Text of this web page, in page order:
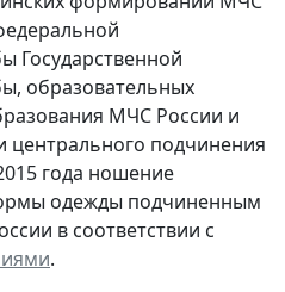
Государственной
образовательных
МЧС России и
подчинения
года ношение
одежды подчиненным
в соответствии с
.